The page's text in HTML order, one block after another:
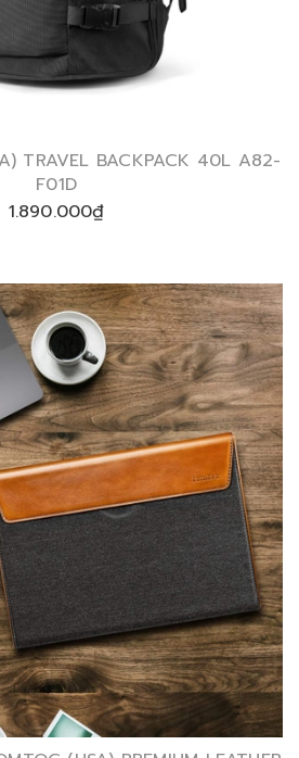
TRAVEL BACKPACK 40L A82-
F01D
1.890.000₫